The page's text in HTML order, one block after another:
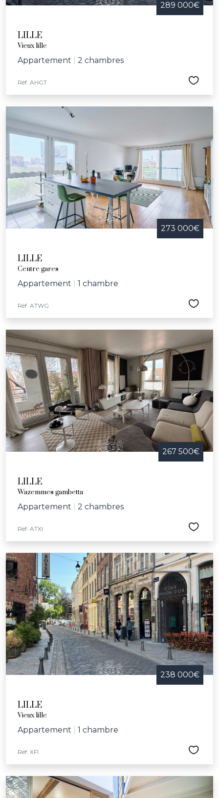
289 000€
LILLE
Vieux lille
Appartement 2 chambres
Réf. AHGT
273 000€
LILLE
Centre gares
Appartement 1 chambre
Réf. ATWG
267 500€
LILLE
Wazemmes gambetta
Appartement 2 chambres
Réf. ATXI
238 000€
LILLE
Vieux lille
Appartement 1 chambre
Réf. XFI